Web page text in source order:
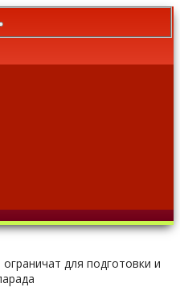
для подготовки и